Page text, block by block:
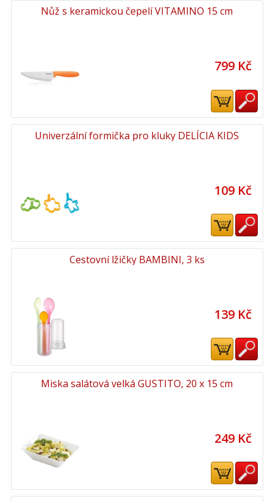
Nůž s keramickou čepelí VITAMINO 15 cm
799 Kč
Univerzální formička pro kluky DELÍCIA KIDS
109 Kč
Cestovní lžičky BAMBINI, 3 ks
139 Kč
Miska salátová velká GUSTITO, 20 x 15 cm
249 Kč